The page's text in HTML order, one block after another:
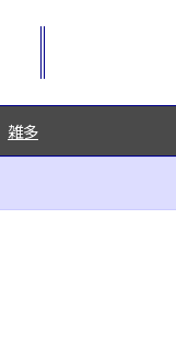
雑多